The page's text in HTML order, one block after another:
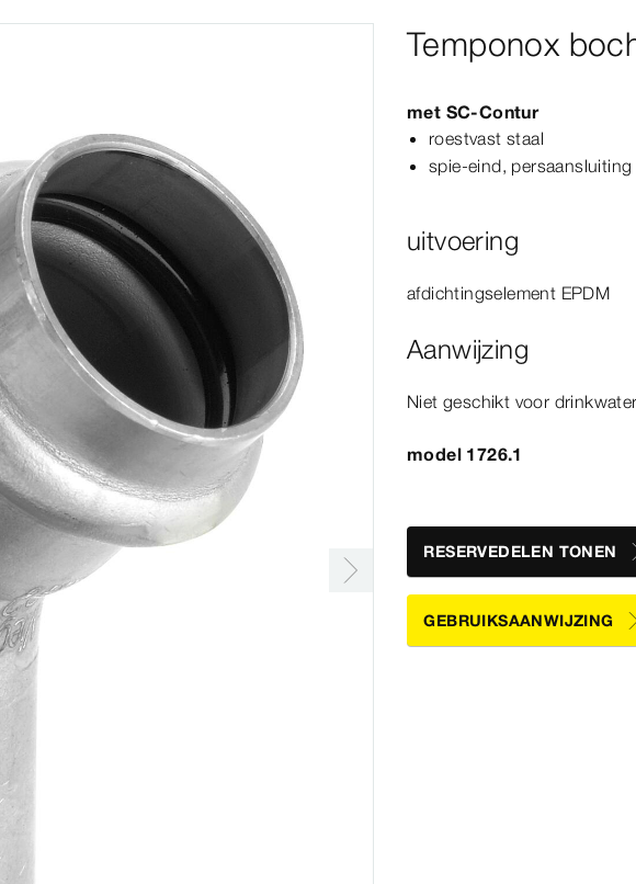
Temponox
met SC‑Contur
roestvast staal
spie-​eind, persaansluiting
uitvoering
afdichtingselement EPDM
Aanwijzing
Niet geschikt voor
model 1726.1
RESERVEDELEN TONEN
GEBRUIKSAANWIJZING